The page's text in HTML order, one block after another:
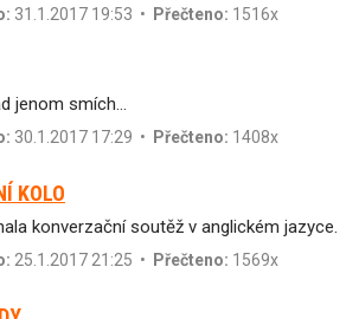
31.1.2017 19:53 • Přečteno: 1516x
jenom smích…
30.1.2017 17:29 • Přečteno: 1408x
KOLO
konverzační soutěž v anglickém jazyce.
25.1.2017 21:25 • Přečteno: 1569x